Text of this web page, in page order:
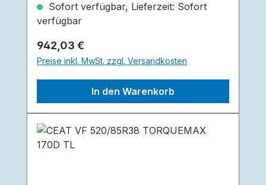
Breaker unter den Stollen helfen eine
hohe Selbstreinigung des Reifen zu
die Stollenüberlappung in der Mitte des
Reifen erzielen eine bessere Fahrbarkeit.
Für eine längere Lebensdauer sorgt die R1
W-Profiltiefe. Der Reifen überzeugt
Zugkraft die er dem geringeren Winkel an
den Schultern verdankt. Geringere
Schäden an Boden und Pflanzen durch
Sofort verfügbar, Lieferzeit: Sofort
verfügbar
Regulärer Preis:
942,03 €
Preise inkl. MwSt. zzgl. Versandkosten
In den Warenkorb